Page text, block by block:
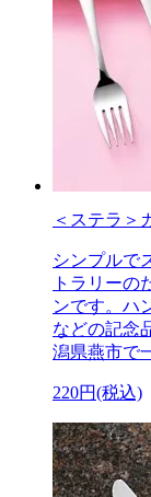
＜ステラ＞
シンプルで
トラリーの
ンです。ハ
などの記念
潟県燕市で
220円(税込)